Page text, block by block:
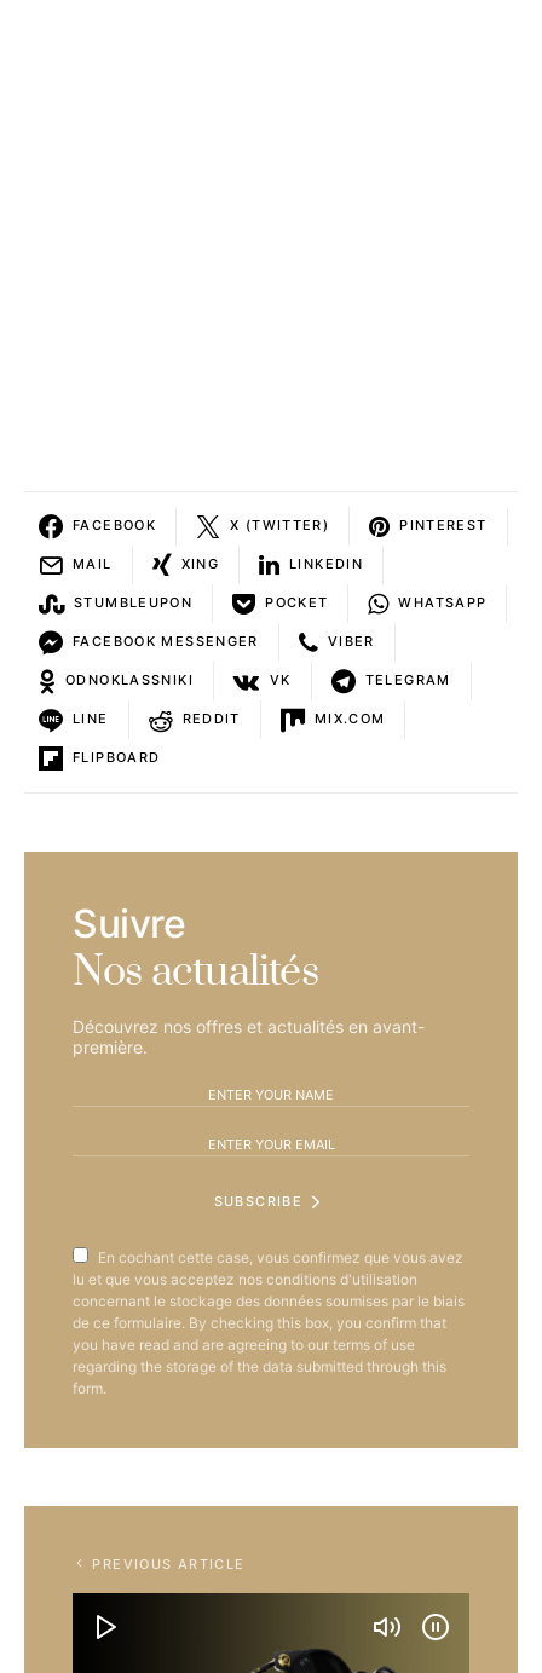
FACEBOOK X (TWITTER) PINTEREST
MAIL XING LINKEDIN
STUMBLEUPON POCKET WHATSAPP
FACEBOOK MESSENGER VIBER
ODNOKLASSNIKI VK TELEGRAM
LINE REDDIT MIX.COM
FLIPBOARD
Suivre
Nos actualités
Découvrez nos offres et actualités en avant-
première.
SUBSCRIBE
En cochant cette case, vous confirmez que vous avez
lu et que vous acceptez nos conditions d'utilisation
concernant le stockage des données soumises par le biais
de ce formulaire. By checking this box, you confirm that
you have read and are agreeing to our terms of use
regarding the storage of the data submitted through this
form.
PREVIOUS ARTICLE